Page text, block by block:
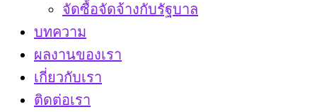
จัดซื้อจัดจ้างกับรัฐบาล
บทความ
ผลงานของเรา
เกี่ยวกับเรา
ติดต่อเรา